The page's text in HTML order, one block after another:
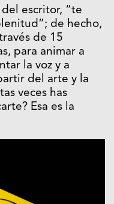
escritor, “te
de hecho,
de 15
para animar a
la voz y a
del arte y la
veces has
Esa es la